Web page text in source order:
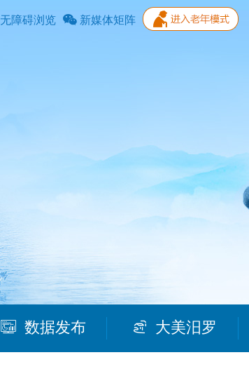
无障碍浏览 新媒体矩阵
数据发布 大美汨罗